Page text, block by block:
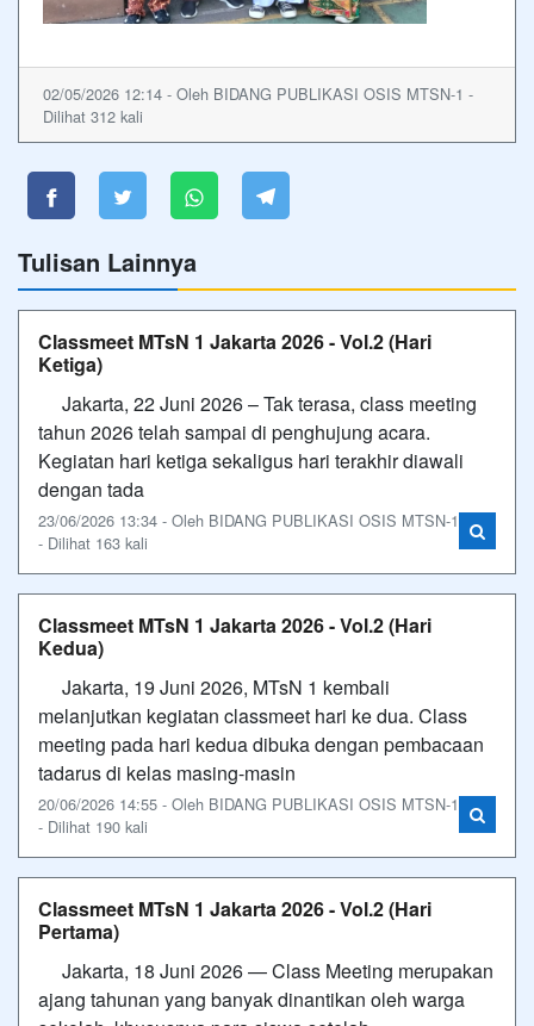
02/05/2026 12:14 - Oleh BIDANG PUBLIKASI OSIS MTSN-1 -
Dilihat 312 kali
Tulisan Lainnya
Classmeet MTsN 1 Jakarta 2026 - Vol.2 (Hari
Ketiga)
Jakarta, 22 Juni 2026 – Tak terasa, class meeting
tahun 2026 telah sampai di penghujung acara.
Kegiatan hari ketiga sekaligus hari terakhir diawali
dengan tada
23/06/2026 13:34 - Oleh BIDANG PUBLIKASI OSIS MTSN-1
- Dilihat 163 kali
Classmeet MTsN 1 Jakarta 2026 - Vol.2 (Hari
Kedua)
Jakarta, 19 Juni 2026, MTsN 1 kembali
melanjutkan kegiatan classmeet hari ke dua. Class
meeting pada hari kedua dibuka dengan pembacaan
tadarus di kelas masing-masin
20/06/2026 14:55 - Oleh BIDANG PUBLIKASI OSIS MTSN-1
- Dilihat 190 kali
Classmeet MTsN 1 Jakarta 2026 - Vol.2 (Hari
Pertama)
Jakarta, 18 Juni 2026 — Class Meeting merupakan
ajang tahunan yang banyak dinantikan oleh warga